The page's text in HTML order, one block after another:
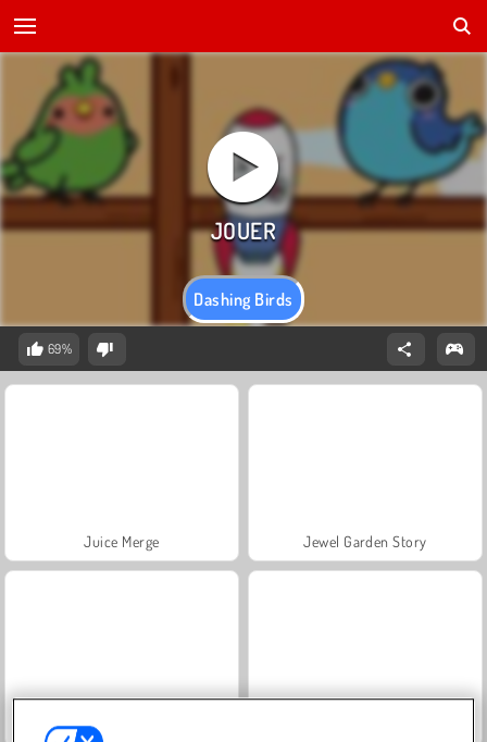
Dashing Birds
69%
Juice Merge Jewel Garden Story
Trollface Quest: USA 2